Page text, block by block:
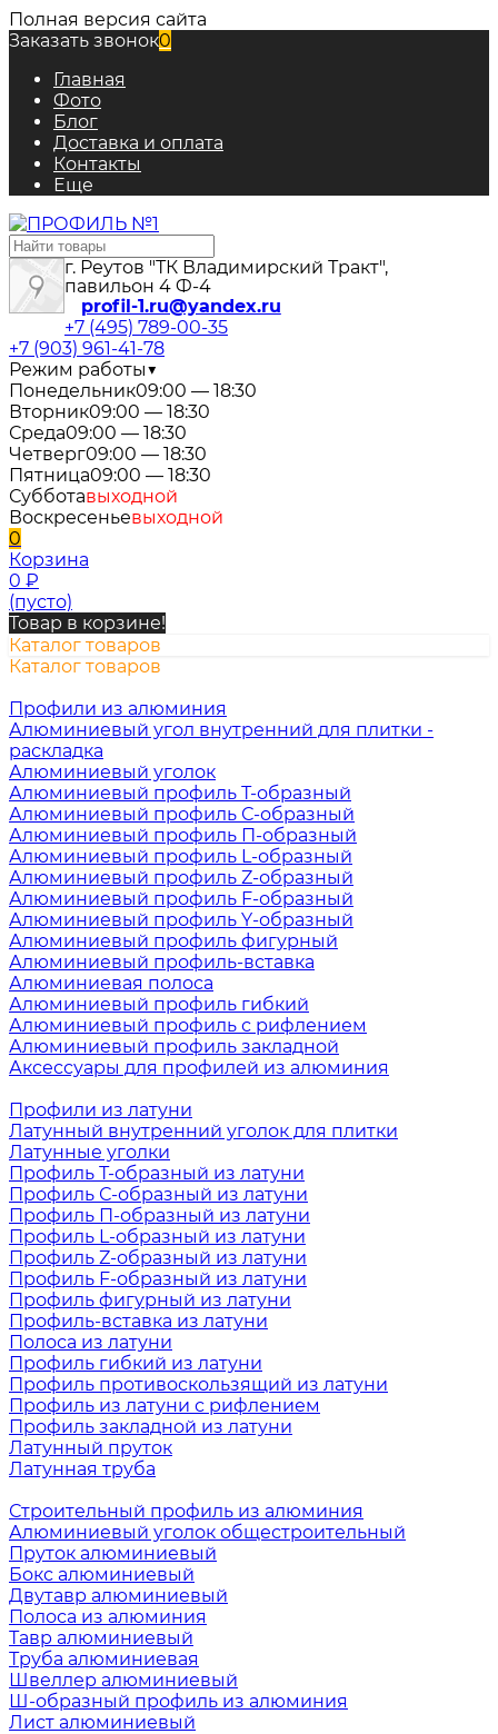
Полная версия сайта
Заказать звонок0
Главная
Фото
Блог
Доставка и оплата
Контакты
Еще
г. Реутов "ТК Владимирский Тракт",
павильон 4 Ф-4
profil-1.ru@yandex.ru
+7 (495) 789-00-35
+7 (903) 961-41-78
Режим работы▼
Понедельник09:00 — 18:30
Вторник09:00 — 18:30
Среда09:00 — 18:30
Четверг09:00 — 18:30
Пятница09:00 — 18:30
Субботавыходной
Воскресеньевыходной
0
Корзина
0 ₽
(пусто)
Товар в корзине!
Каталог товаров
Каталог товаров
Профили из алюминия
Алюминиевый угол внутренний для плитки -
раскладка
Алюминиевый уголок
Алюминиевый профиль Т-образный
Алюминиевый профиль С-образный
Алюминиевый профиль П-образный
Алюминиевый профиль L-образный
Алюминиевый профиль Z-образный
Алюминиевый профиль F-образный
Алюминиевый профиль Y-образный
Алюминиевый профиль фигурный
Алюминиевый профиль-вставка
Алюминиевая полоса
Алюминиевый профиль гибкий
Алюминиевый профиль с рифлением
Алюминиевый профиль закладной
Аксессуары для профилей из алюминия
Профили из латуни
Латунный внутренний уголок для плитки
Латунные уголки
Профиль Т-образный из латуни
Профиль С-образный из латуни
Профиль П-образный из латуни
Профиль L-образный из латуни
Профиль Z-образный из латуни
Профиль F-образный из латуни
Профиль фигурный из латуни
Профиль-вставка из латуни
Полоса из латуни
Профиль гибкий из латуни
Профиль противоскользящий из латуни
Профиль из латуни с рифлением
Профиль закладной из латуни
Латунный пруток
Латунная труба
Строительный профиль из алюминия
Алюминиевый уголок общестроительный
Пруток алюминиевый
Бокс алюминиевый
Двутавр алюминиевый
Полоса из алюминия
Тавр алюминиевый
Труба алюминиевая
Швеллер алюминиевый
Ш-образный профиль из алюминия
Лист алюминиевый